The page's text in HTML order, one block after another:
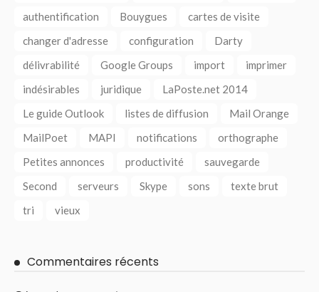
authentification
Bouygues
cartes de visite
changer d'adresse
configuration
Darty
délivrabilité
Google Groups import
imprimer
indésirables
juridique
LaPoste.net 2014
Le guide Outlook
listes de diffusion
Mail Orange
MailPoet
MAPI notifications
orthographe
Petites annonces
productivité
sauvegarde
Second
serveurs Skype sons
texte brut
tri
vieux
Commentaires récents